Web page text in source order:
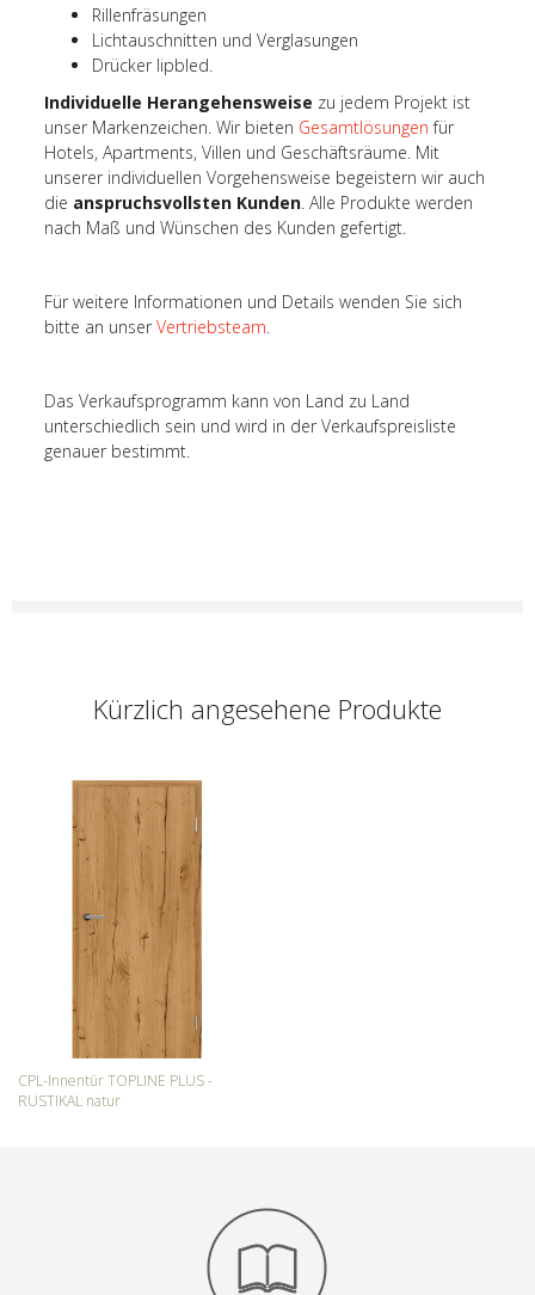
Rillenfräsungen
Lichtauschnitten und Verglasungen
Drücker lipbled.
Individuelle Herangehensweise zu jedem Projekt ist
unser Markenzeichen. Wir bieten Gesamtlösungen für
Hotels, Apartments, Villen und Geschäftsräume. Mit
unserer individuellen Vorgehensweise begeistern wir auch
die anspruchsvollsten Kunden. Alle Produkte werden
nach Maß und Wünschen des Kunden gefertigt.
Für weitere Informationen und Details wenden Sie sich
bitte an unserVertriebsteam.
Das Verkaufsprogramm kann von Land zu Land
unterschiedlich sein und wird in der Verkaufspreisliste
genauer bestimmt.
Kürzlich angesehene Produkte
CPL-Innentür TOPLINE PLUS -
RUSTIKAL natur